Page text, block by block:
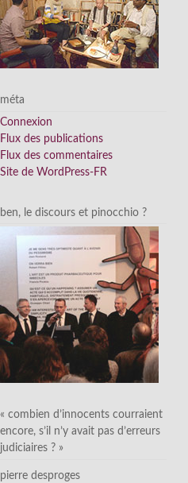
méta
Connexion
Flux des publications
Flux des commentaires
Site de WordPress-FR
ben, le discours et pinocchio ?
« combien d’innocents courraient
encore, s’il n’y avait pas d’erreurs
judiciaires ? »
pierre desproges